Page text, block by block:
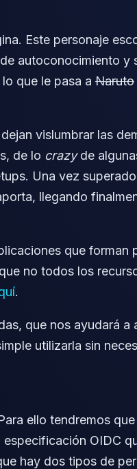
Este personaje
autoconocimiento y
que le pasa a Naruto
vislumbrar las
de lo crazyde
Una vez
llegando
que forman
no todos los
.
que nos ayudará a
utilizarla sin
ello tendremos
OIDC
hay dos tipos de